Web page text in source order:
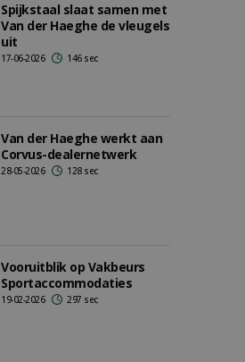
Spijkstaal slaat samen met
Van der Haeghe de vleugels
uit
17-06-2026 146 sec
Van der Haeghe werkt aan
Corvus-dealernetwerk
28-05-2026 128 sec
Vooruitblik op Vakbeurs
Sportaccommodaties
19-02-2026 297 sec